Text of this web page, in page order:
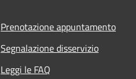
Prenotazione appuntamento
Segnalazione disservizio
Leggi le FAQ